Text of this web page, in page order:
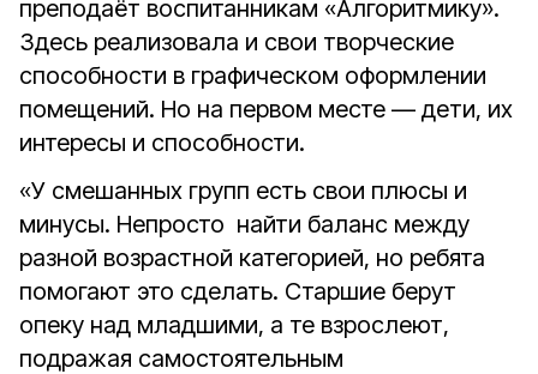
преподаёт воспитанникам «Алгоритмику».
Здесь реализовала и свои творческие
способности в графическом оформлении
помещений. Но на первом месте — дети, их
интересы и способности.
«У смешанных групп есть свои плюсы и
минусы. Непросто найти баланс между
разной возрастной категорией, но ребята
помогают это сделать. Старшие берут
опеку над младшими, а те взрослеют,
подражая самостоятельным